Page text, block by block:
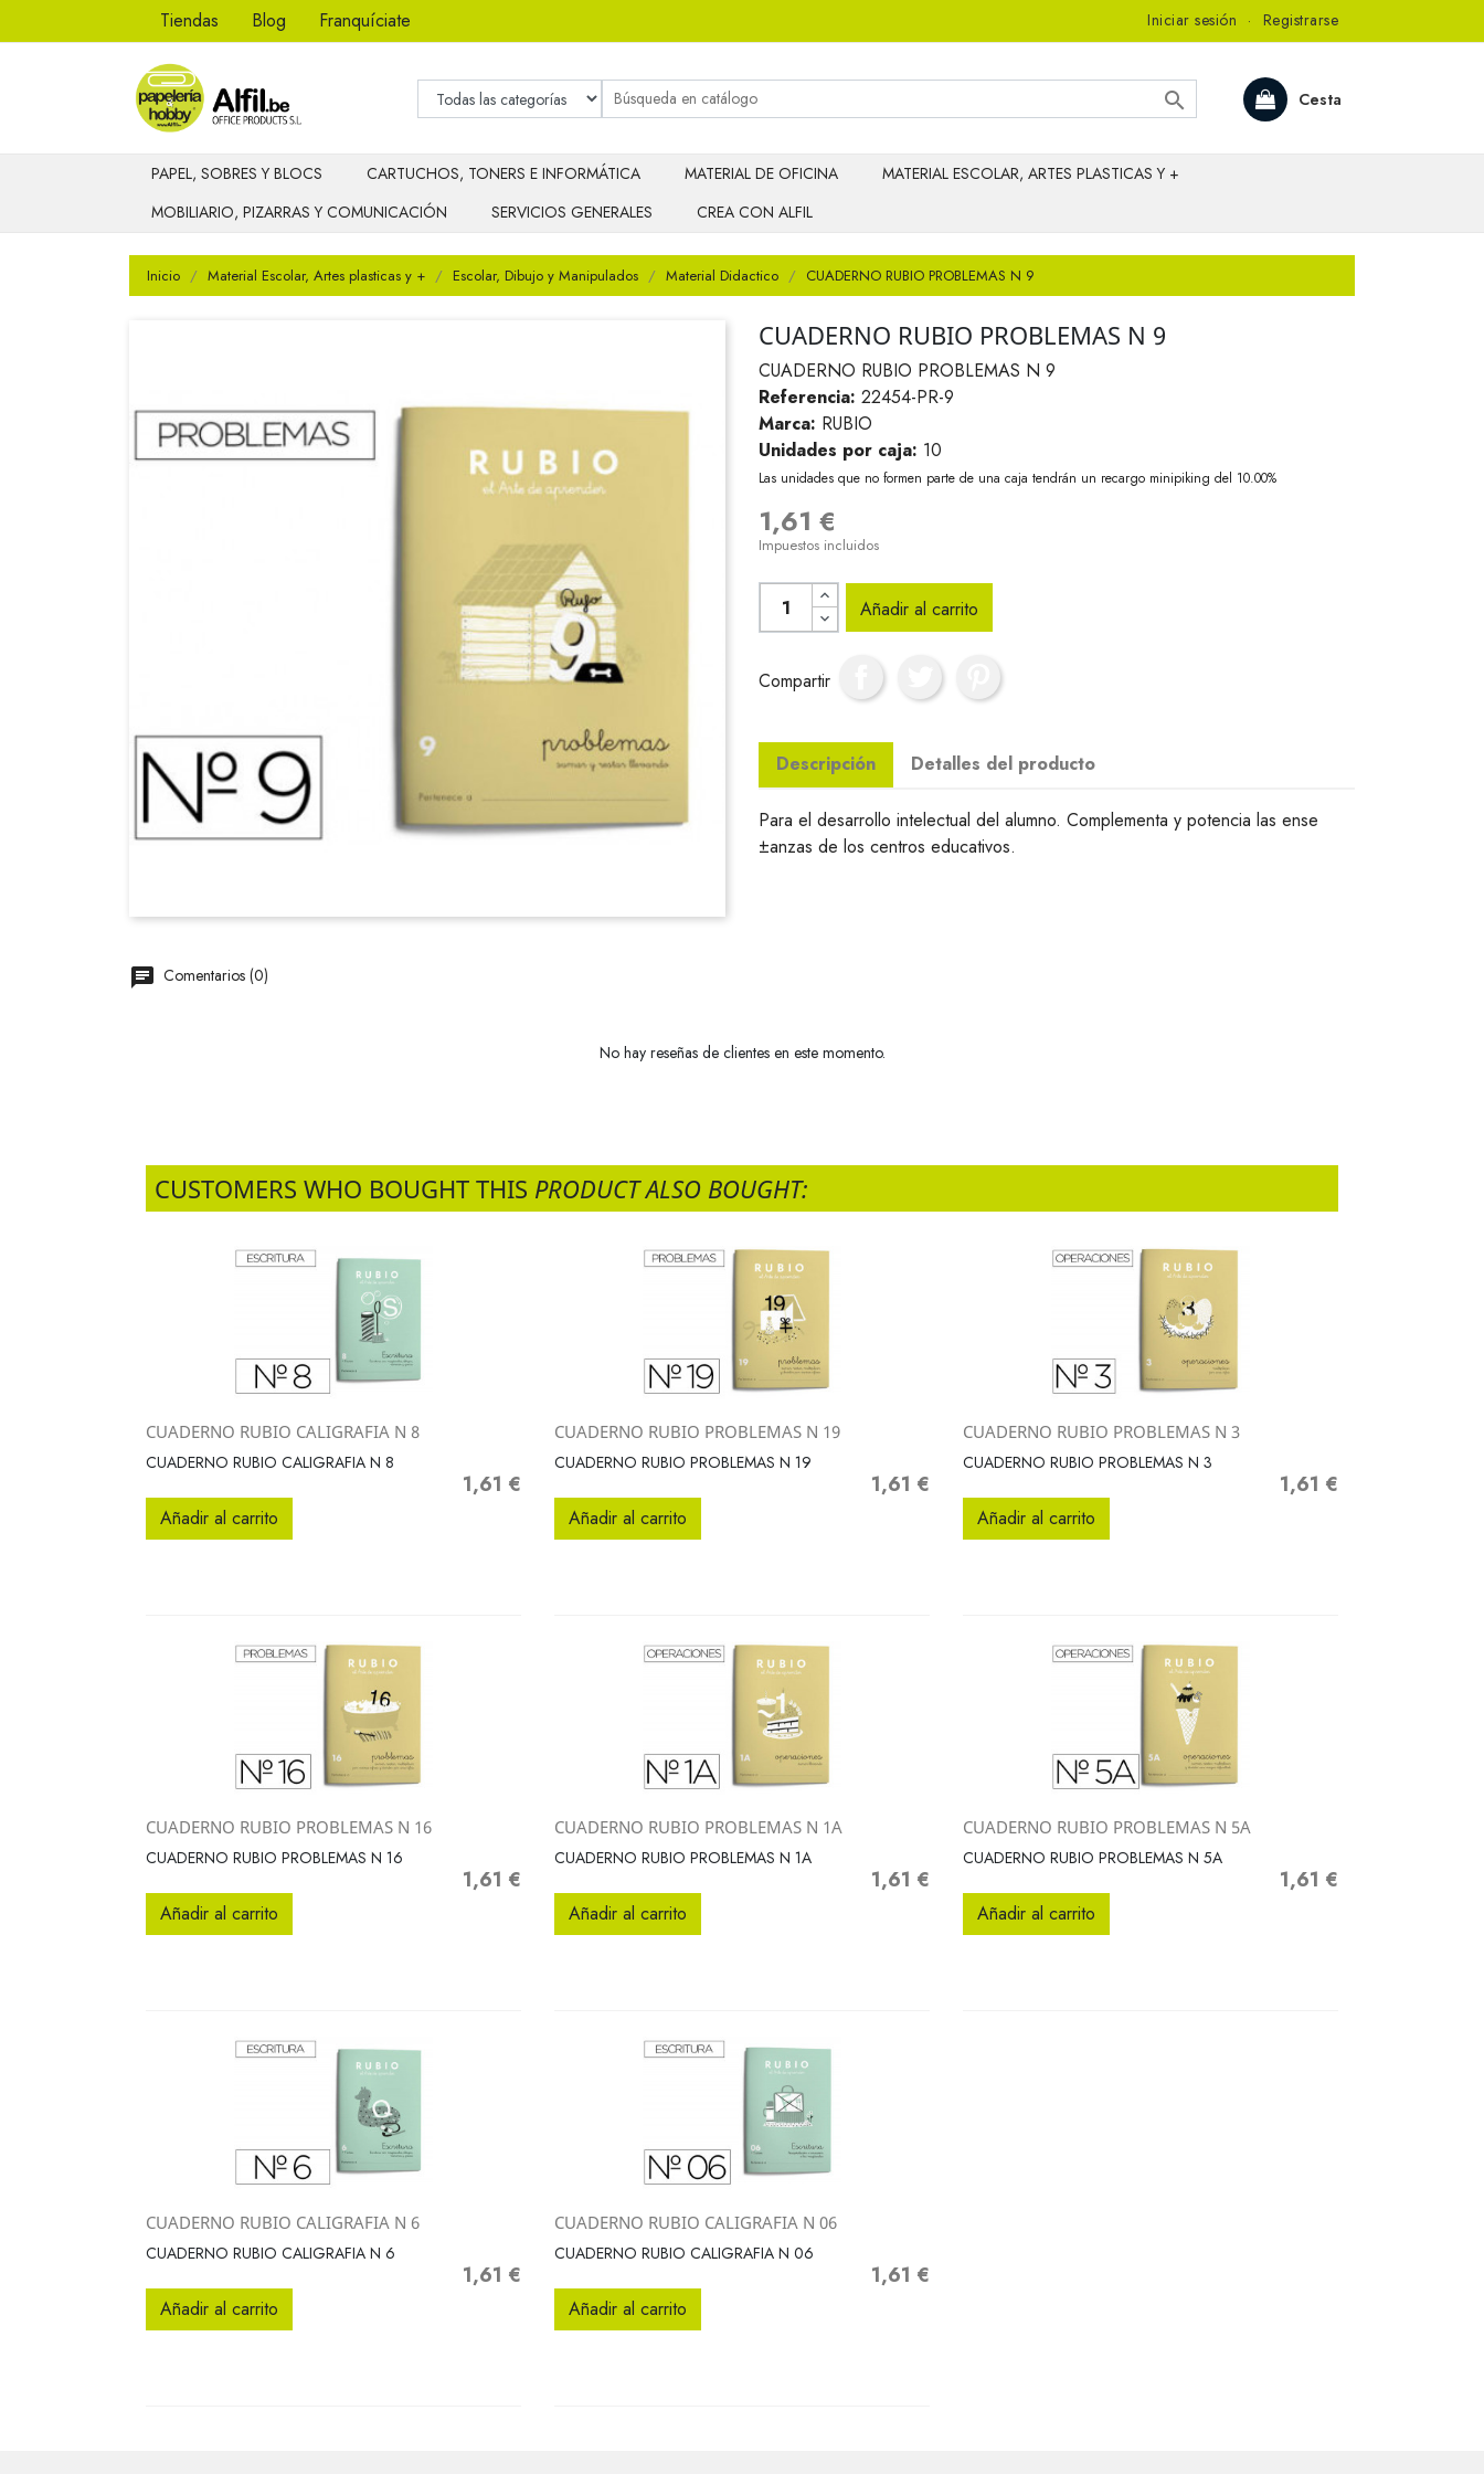
Tiendas Blog Franquíciate Iniciar sesión · Registrarse
Cesta

PAPEL, SOBRES Y BLOCS CARTUCHOS, TONERS E INFORMÁTICA MATERIAL DE OFICINA
MATERIAL ESCOLAR, ARTES PLASTICAS Y +
MOBILIARIO, PIZARRAS Y COMUNICACIÓN
SERVICIOS GENERALES CREA CON ALFIL
Inicio Material Escolar, Artes plasticas y + Escolar, Dibujo y Manipulados Material Didactico CUADERNO RUBIO PROBLEMAS N 9
CUADERNO RUBIO PROBLEMAS N 9
CUADERNO RUBIO PROBLEMAS N 9
Referencia: 22454-PR-9
Marca: RUBIO
Unidades por caja: 10
Las unidades que no formen parte de una caja tendrán un recargo minipiking del 10.00%
1,61 €
Impuestos incluidos
Añadir al carrito
Compartir
Descripción Detalles del producto
Para el desarrollo intelectual del alumno. Complementa y potencia las ense
±anzas de los centros educativos.
Comentarios (0)
No hay reseñas de clientes en este momento.
CUSTOMERS WHO BOUGHT THIS PRODUCT ALSO BOUGHT:
 Vista rápida
CUADERNO RUBIO CALIGRAFIA N 8
CUADERNO RUBIO CALIGRAFIA N 8
Precio
1,61 €
Añadir al carrito
 Vista rápida
CUADERNO RUBIO PROBLEMAS N 19
CUADERNO RUBIO PROBLEMAS N 19
Precio
1,61 €
Añadir al carrito
 Vista rápida
CUADERNO RUBIO PROBLEMAS N 3
CUADERNO RUBIO PROBLEMAS N 3
Precio
1,61 €
Añadir al carrito
 Vista rápida
CUADERNO RUBIO PROBLEMAS N 16
CUADERNO RUBIO PROBLEMAS N 16
Precio
1,61 €
Añadir al carrito
 Vista rápida
CUADERNO RUBIO PROBLEMAS N 1A
CUADERNO RUBIO PROBLEMAS N 1A
Precio
1,61 €
Añadir al carrito
 Vista rápida
CUADERNO RUBIO PROBLEMAS N 5A
CUADERNO RUBIO PROBLEMAS N 5A
Precio
1,61 €
Añadir al carrito
 Vista rápida
CUADERNO RUBIO CALIGRAFIA N 6
CUADERNO RUBIO CALIGRAFIA N 6
Precio
1,61 €
Añadir al carrito
 Vista rápida
CUADERNO RUBIO CALIGRAFIA N 06
CUADERNO RUBIO CALIGRAFIA N 06
Precio
1,61 €
Añadir al carrito